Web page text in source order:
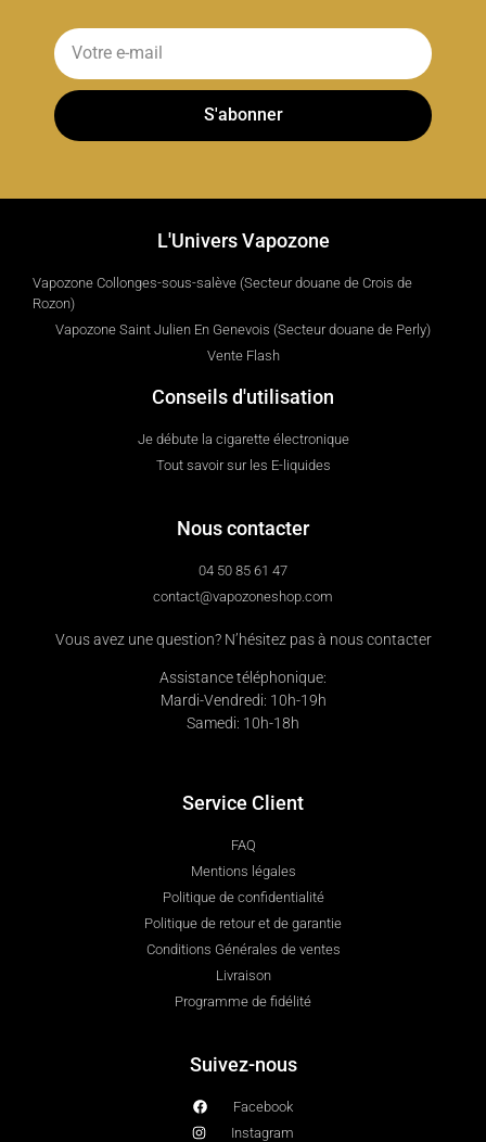
S'abonner
L'Univers Vapozone
Vapozone Collonges-sous-salève (Secteur douane de Crois de
Rozon)
Vapozone Saint Julien En Genevois (Secteur douane de Perly)
Vente Flash
Conseils d'utilisation
Je débute la cigarette électronique
Tout savoir sur les E-liquides
Nous contacter
04 50 85 61 47
contact@vapozoneshop.com
Vous avez une question? N’hésitez pas à nous contacter
Assistance téléphonique:
Mardi-Vendredi: 10h-19h
Samedi: 10h-18h
Service Client
FAQ
Mentions légales
Politique de confidentialité
Politique de retour et de garantie
Conditions Générales de ventes
Livraison
Programme de fidélité
Suivez-nous
Facebook
Instagram